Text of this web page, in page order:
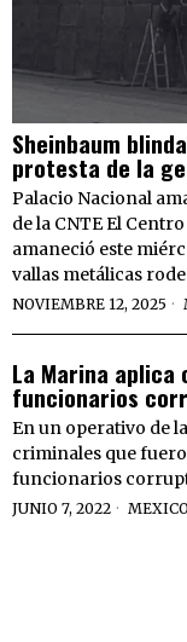
Sheinbaum
protesta de la
Palacio Nacional
de la CNTE El
amaneció este
vallas metálicas
NOVIEMBRE 12, 2025
La Marina aplica
funcionarios
En un operativo de
criminales que
funcionarios
JUNIO 7, 2022 MEXICO